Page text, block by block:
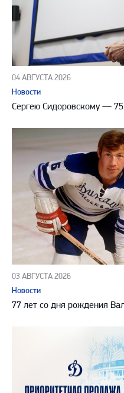
04 АВГУСТА 2026
Новости
Сергею Сидоровскому —
03 АВГУСТА 2026
Новости
77 лет со дня рождения